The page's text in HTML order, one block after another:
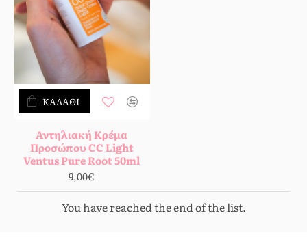
Αντηλιακή Κρέμα
Προσώπου CC Light
Ventus Pure Root 50ml
9,00€
ΚΑΛΆΘΙ
You have reached the end of the list.